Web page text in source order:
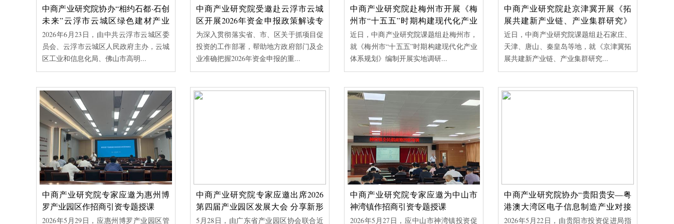
中商产业研究院协办“相约石都·石创
未来”云浮市云城区绿色建材产业
（泉州）招商对接会——精准赋能
产业链招商，助力云城绿色建材产
业高质量发展
2026年6月23日，由中共云浮市云城区委
员会、云浮市云城区人民政府主办，云城
区工业和信息化局、佛山市高明...
中商产业研究院协办“相约石都·石
创未来”云浮市云城区绿色建材产
业（泉州）招商对接会——精准
赋能产业链招商，助力云城绿色
建材产业高质量发展
2026年6月23日，由中共云浮市云城区
委员会、云浮市云城区人民政府主办，
云城区工业和信息化局、佛山市高明...
中商产业研究院受邀赴云浮市云城
区开展2026年资金申报政策解读专
题培训
为深入贯彻落实省、市、区关于抓项目促
投资的工作部署，帮助地方政府部门及企
业准确把握2026年资金申报的重...
促投资的工作部署，帮助地方政府部门
及企业准确把握2026年资金申报的重...
中商产业研究院赴梅州市开展《梅
州市“十五五”时期构建现代化产业
体系规划》编制调研
近日，中商产业研究院课题组赴梅州市，
就《梅州市“十五五”时期构建现代化产业
体系规划》编制开展实地调研...
中商产业研究院赴梅州市开展
《梅州市“十五五”时期构建现代化
产业体系规划》编制调研
近日，中商产业研究院课题组赴梅州
市，就《梅州市“十五五”时期构建现代
化产业体系规划》编制开展实地调研...
中商产业研究院赴京津冀开展《拓
展共建新产业链、产业集群研究》
专题调研
近日，中商产业研究院课题组赴石家庄、
天津、唐山、秦皇岛等地，就《京津冀拓
展共建新产业链、产业集群研究...
庄、天津、唐山、秦皇岛等地，就《京
津冀拓展共建新产业链、产业集群研
究...
中商产业研究院专家应邀为惠州博
罗产业园区作招商引资专题授课
2026年5月29日，应惠州博罗产业园区管
中商产业研究院专家应邀出席2026
第四届产业园区发展大会 分享新形
势下产业园如何高质量招商
5月28日，由广东省产业园区协会联合近
中商产业研究院专家应邀为中山市
神湾镇作招商引资专题授课
2026年5月27日，应中山市神湾镇投资促
中商产业研究院协办“贵阳贵安—粤
港澳大湾区电子信息制造产业对接
会” 助力黔粤电子信息产业深度协作
2026年5月22日，由贵阳市投资促进局指